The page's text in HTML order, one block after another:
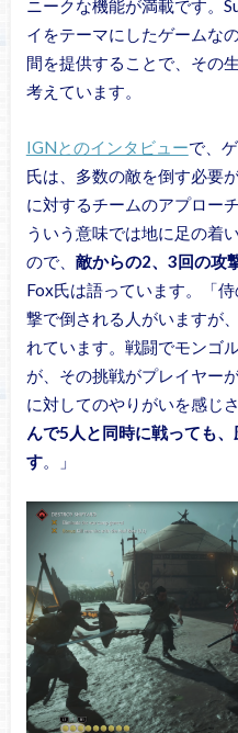
ニークな機能が満載です。
イをテーマにしたゲームな
間を提供することで、その
考えています。
IGNとのインタビューで、
氏は、多数の敵を倒す必要
に対するチームのアプロー
ういう意味では地に足の着
ので、 敵からの2、3回の攻
Fox氏は語っています。「
撃で倒される人がいますが
れています。戦闘でモンゴ
が、その挑戦がプレイヤー
に対してのやりがいを感じ
んで5人と同時に戦っても
す。」